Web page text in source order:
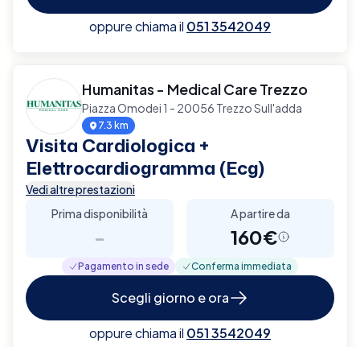
oppure chiama il 051 3542049
Humanitas - Medical Care Trezzo
Piazza Omodei 1 - 20056 Trezzo Sull'adda
7.3 km
Visita Cardiologica +
Elettrocardiogramma (Ecg)
Vedi altre prestazioni
Prima disponibilità
-
A partire da
160€
Pagamento in sede Conferma immediata
Scegli giorno e ora
oppure chiama il 051 3542049